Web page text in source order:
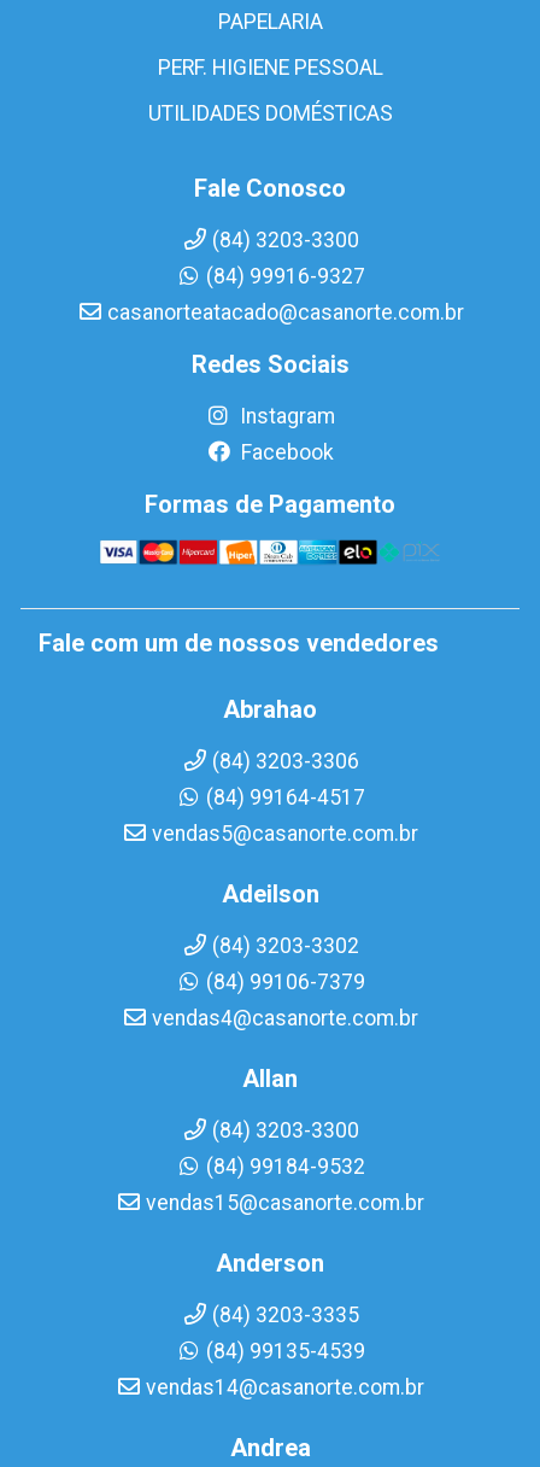
PAPELARIA
PERF. HIGIENE PESSOAL
UTILIDADES DOMÉSTICAS
Fale Conosco
(84) 3203-3300
(84) 99916-9327
casanorteatacado@casanorte.com.br
Redes Sociais
Instagram
Facebook
Formas de Pagamento
Fale com um de nossos vendedores
Abrahao
(84) 3203-3306
(84) 99164-4517
vendas5@casanorte.com.br
Adeilson
(84) 3203-3302
(84) 99106-7379
vendas4@casanorte.com.br
Allan
(84) 3203-3300
(84) 99184-9532
vendas15@casanorte.com.br
Anderson
(84) 3203-3335
(84) 99135-4539
vendas14@casanorte.com.br
Andrea